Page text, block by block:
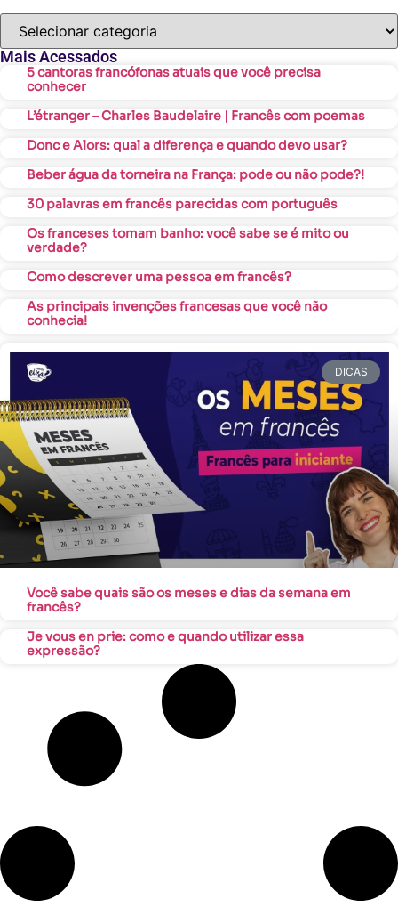
Mais Acessados
5 cantoras francófonas atuais que você precisa
conhecer
L’étranger – Charles Baudelaire | Francês com poemas
Donc e Alors: qual a diferença e quando devo usar?
Beber água da torneira na França: pode ou não pode?!
30 palavras em francês parecidas com português
Os franceses tomam banho: você sabe se é mito ou
verdade?
Como descrever uma pessoa em francês?
As principais invenções francesas que você não
conhecia!
DICAS
Você sabe quais são os meses e dias da semana em
francês?
Je vous en prie: como e quando utilizar essa
expressão?